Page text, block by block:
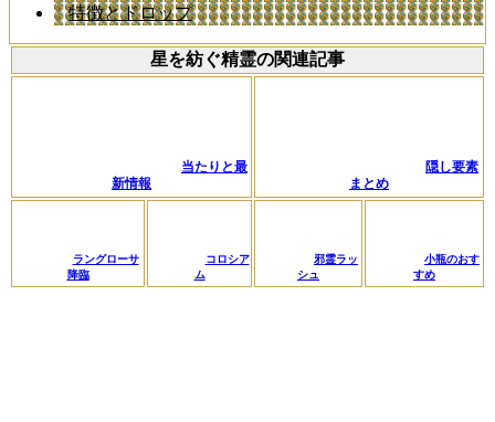
特徴とドロップ
星を紡ぐ精霊の関連記事
当たりと最
新情報
隠し要素
まとめ
ラングローサ
降臨
コロシア
ム
邪霊ラッ
シュ
小瓶のおす
すめ